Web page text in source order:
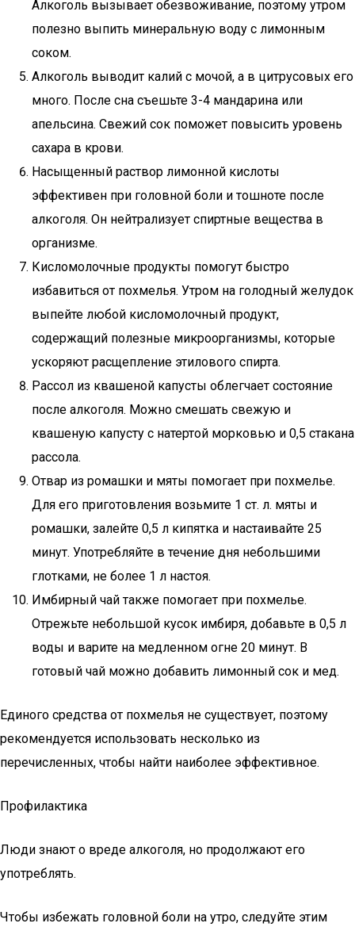
Алкоголь вызывает обезвоживание, поэтому утром
полезно выпить минеральную воду с лимонным
соком.
Алкоголь выводит калий с мочой, а в цитрусовых его
много. После сна съешьте 3-4 мандарина или
апельсина. Свежий сок поможет повысить уровень
сахара в крови.
Насыщенный раствор лимонной кислоты
эффективен при головной боли и тошноте после
алкоголя. Он нейтрализует спиртные вещества в
организме.
Кисломолочные продукты помогут быстро
избавиться от похмелья. Утром на голодный желудок
выпейте любой кисломолочный продукт,
содержащий полезные микроорганизмы, которые
ускоряют расщепление этилового спирта.
Рассол из квашеной капусты облегчает состояние
после алкоголя. Можно смешать свежую и
квашеную капусту с натертой морковью и 0,5 стакана
рассола.
Отвар из ромашки и мяты помогает при похмелье.
Для его приготовления возьмите 1 ст. л. мяты и
ромашки, залейте 0,5 л кипятка и настаивайте 25
минут. Употребляйте в течение дня небольшими
глотками, не более 1 л настоя.
Имбирный чай также помогает при похмелье.
Отрежьте небольшой кусок имбиря, добавьте в 0,5 л
воды и варите на медленном огне 20 минут. В
готовый чай можно добавить лимонный сок и мед.
Единого средства от похмелья не существует, поэтому
рекомендуется использовать несколько из
перечисленных, чтобы найти наиболее эффективное.
Профилактика
Люди знают о вреде алкоголя, но продолжают его
употреблять.
Чтобы избежать головной боли на утро, следуйте этим